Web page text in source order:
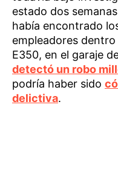
estado dos
había encontrado
empleadores
E350, en el garaje
detectó un robo
podría haber sido
delictiva.